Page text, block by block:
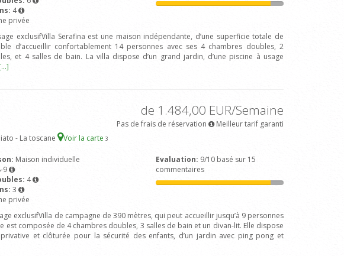
4
privée
exclusifVilla Serafina est une maison indépendante, d’une superficie totale de
d’accueillir confortablement 14 personnes avec ses 4 chambres doubles, 2
et 4 salles de bain. La villa dispose d’un grand jardin, d’une piscine à usage
[...]
de 1.484,00 EUR/Semaine
Pas de frais de réservation
Meilleur tarif garanti
- La toscane Voir la carte 3
Maison individuelle
9
4
3
privée
Evaluation: 9/10 basé sur 15
commentaires
exclusifVilla de campagne de 390 mètres, qui peut accueillir jusqu’à 9 personnes
est composée de 4 chambres doubles, 3 salles de bain et un divan-lit. Elle dispose
privative et clôturée pour la sécurité des enfants, d’un jardin avec ping pong et